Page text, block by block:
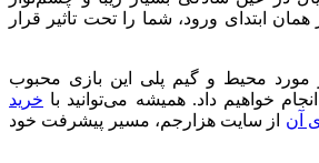
ابتدای ورود، شما را تحت تاثیر قرار
مورد محیط و گیم پلی این بازی محبوب
خواهیم داد. همیشه می‌توانید با خرید
آن از سایت هزارجم، مسیر پیشرفت خود